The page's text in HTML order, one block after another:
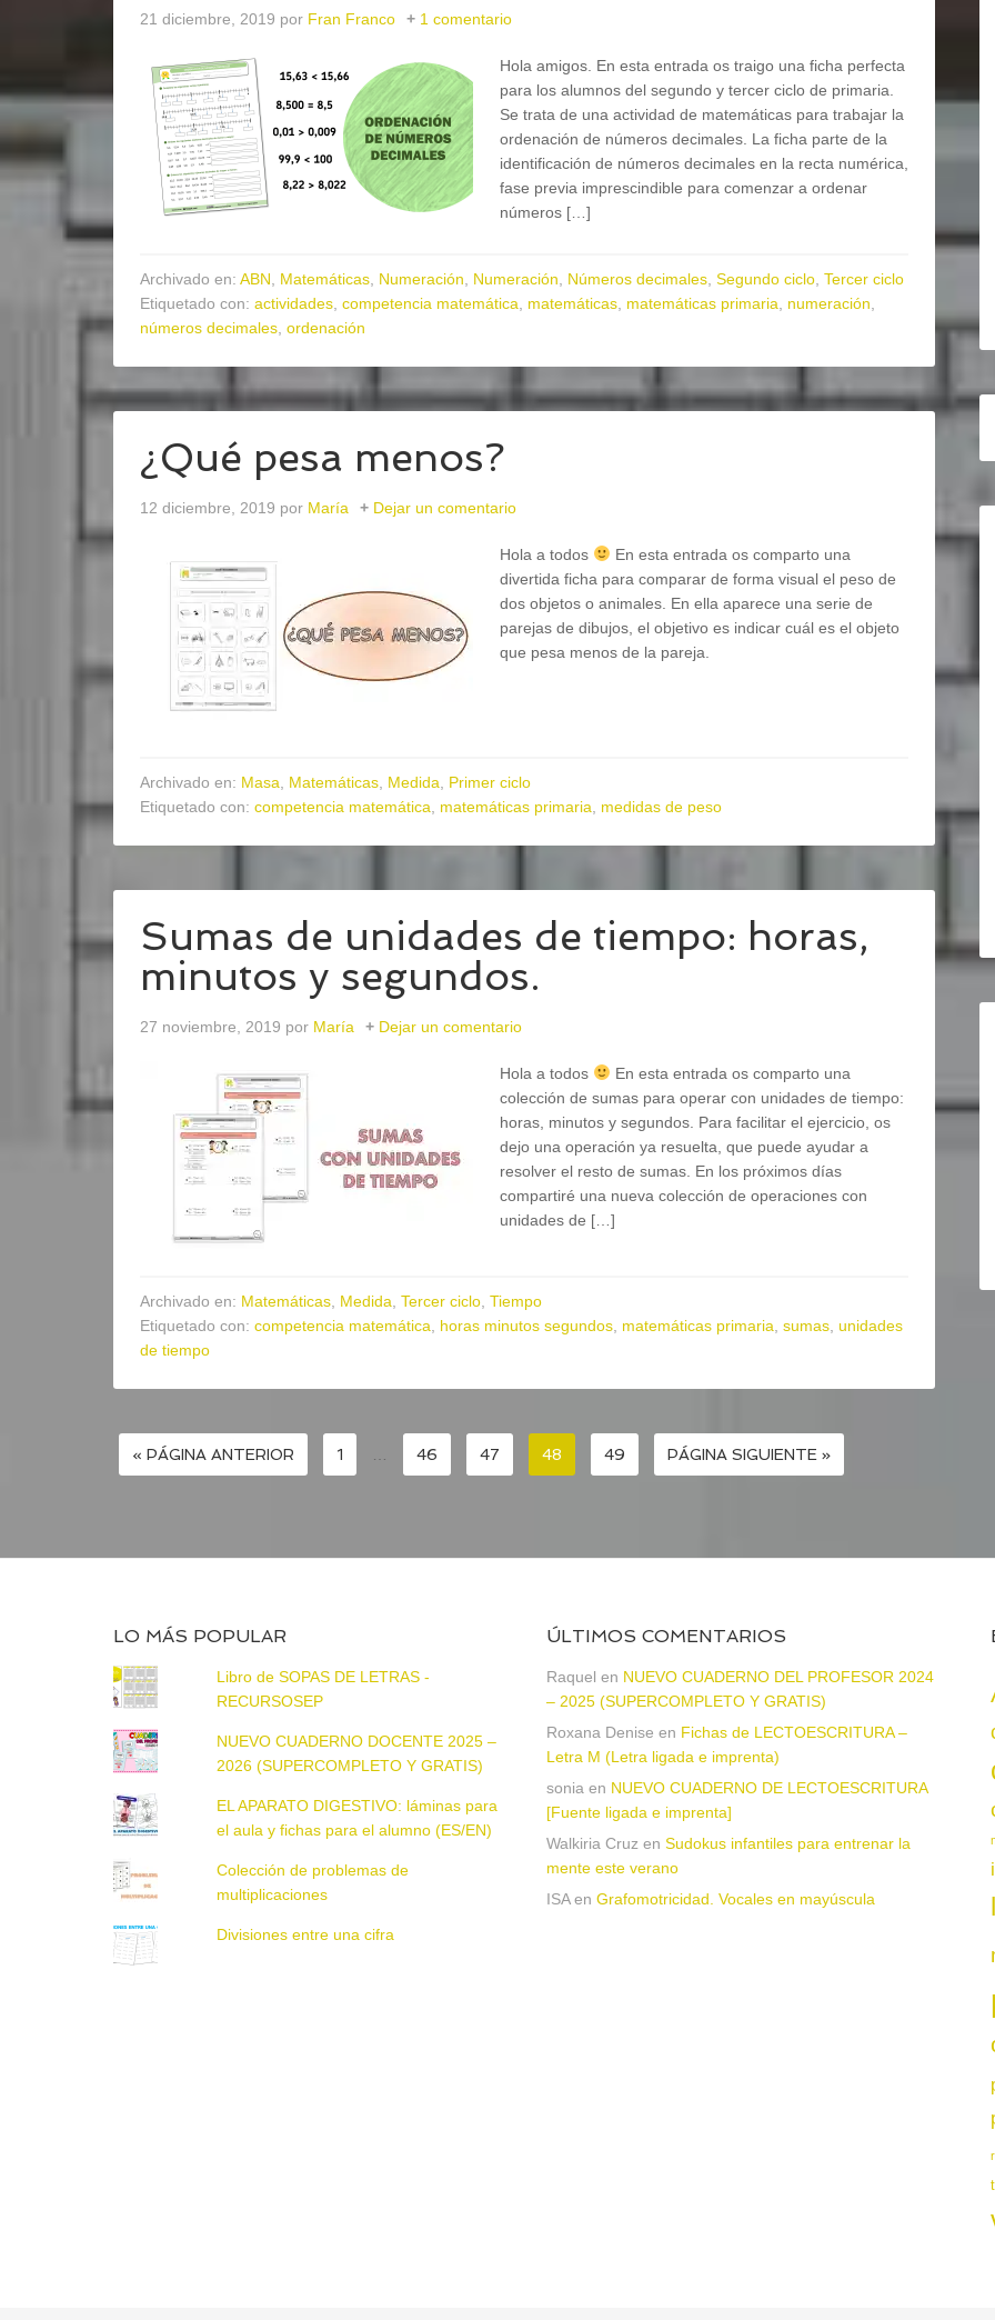
21 diciembre, 2019 por Fran Franco 1 comentario
Hola amigos. En esta entrada os traigo una ficha perfecta
para los alumnos del segundo y tercer ciclo de primaria.
Se trata de una actividad de matemáticas para trabajar la
ordenación de números decimales. La ficha parte de la
identificación de números decimales en la recta numérica,
fase previa imprescindible para comenzar a ordenar
números […]
Archivado en: ABN Matemáticas Numeración Numeración Números decimales Segundo ciclo Tercer ciclo
Etiquetado con: actividades competencia matemática matemáticas matemáticas primaria numeración
números decimales ordenación
¿Qué pesa menos?
12 diciembre, 2019 por María Dejar un comentario
Hola a todos
En esta entrada os comparto una
divertida ficha para comparar de forma visual el peso de
dos objetos o animales. En ella aparece una serie de
parejas de dibujos, el objetivo es indicar cuál es el objeto
que pesa menos de la pareja.
Archivado en: Masa Matemáticas Medida
Primer ciclo
Etiquetado con: competencia matemática matemáticas primaria medidas de peso
Sumas de unidades de tiempo: horas,
minutos y segundos.
27 noviembre, 2019 por María Dejar un comentario
Hola a todos
En esta entrada os comparto una
colección de sumas para operar con unidades de tiempo:
horas, minutos y segundos. Para facilitar el ejercicio, os
dejo una operación ya resuelta, que puede ayudar a
resolver el resto de sumas. En los próximos días
compartiré una nueva colección de operaciones con
unidades de […]
Archivado en: Matemáticas Medida Tercer ciclo Tiempo
Etiquetado con: competencia matemática horas minutos segundos matemáticas primaria sumas unidades
de tiempo
« PÁGINA ANTERIOR 1 46 47 48 49 PÁGINA SIGUIENTE »
LO MÁS POPULAR
Libro de SOPAS DE LETRAS -
RECURSOSEP
NUEVO CUADERNO DOCENTE 2025 –
2026 (SUPERCOMPLETO Y GRATIS)
EL APARATO DIGESTIVO: láminas para
el aula y fichas para el alumno (ES/EN)
Colección de problemas de
multiplicaciones
Divisiones entre una cifra
ÚLTIMOS COMENTARIOS
Raquel en NUEVO CUADERNO DEL PROFESOR 2024
– 2025 (SUPERCOMPLETO Y GRATIS)
Roxana Denise en Fichas de LECTOESCRITURA –
Letra M (Letra ligada e imprenta)
sonia en NUEVO CUADERNO DE LECTOESCRITURA
[Fuente ligada e imprenta]
Walkiria Cruz en Sudokus infantiles para entrenar la
mente este verano
ISAen Grafomotricidad. Vocales en mayúscula